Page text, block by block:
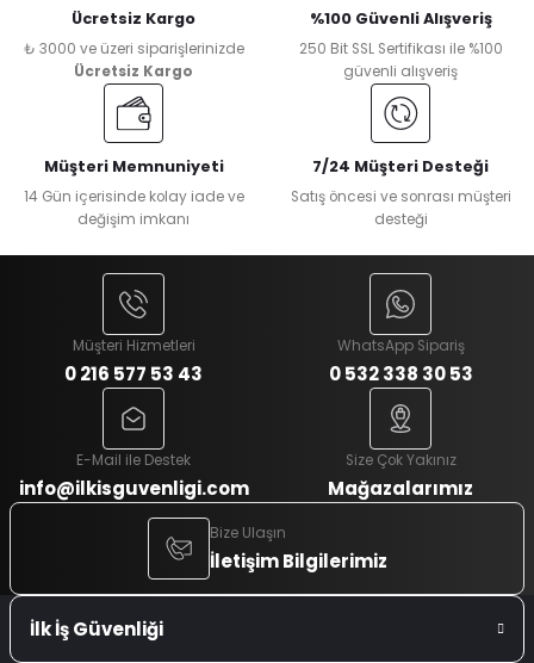
Ücretsiz Kargo
₺ 3000 ve üzeri siparişlerinizde
Ücretsiz Kargo
%100 Güvenli Alışveriş
250 Bit SSL Sertifikası ile %100
güvenli alışveriş
Müşteri Memnuniyeti
14 Gün içerisinde kolay iade ve
değişim imkanı
7/24 Müşteri Desteği
Satış öncesi ve sonrası müşteri
desteği
Müşteri Hizmetleri
0 216 577 53 43
WhatsApp Sipariş
0 532 338 30 53
E-Mail ile Destek
info@ilkisguvenligi.com
Size Çok Yakınız
Mağazalarımız
Bize Ulaşın
İletişim Bilgilerimiz
İlk İş Güvenliği